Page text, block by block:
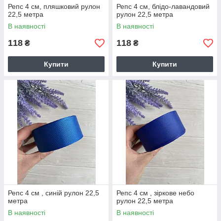
Репс 4 см, пляшковий рулон
22,5 метра
В наявності
118 ₴
Купити
Репс 4 см, блідо-лавандовий
рулон 22,5 метра
В наявності
118 ₴
Купити
Репс 4 см , синій рулон 22,5
метра
В наявності
Репс 4 см , зіркове небо
рулон 22,5 метра
В наявності